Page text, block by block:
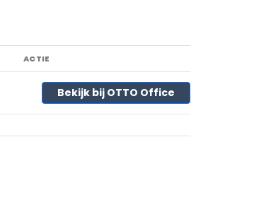
ACTIE
Bekijk bij OTTO Office